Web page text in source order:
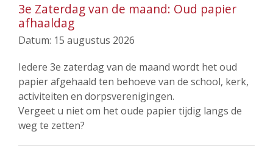
3e Zaterdag van de maand: Oud papier
afhaaldag
Datum: 15 augustus 2026
Iedere 3e zaterdag van de maand wordt het oud
papier afgehaald ten behoeve van de school, kerk,
activiteiten en dorpsverenigingen.
Vergeet u niet om het oude papier tijdig langs de
weg te zetten?